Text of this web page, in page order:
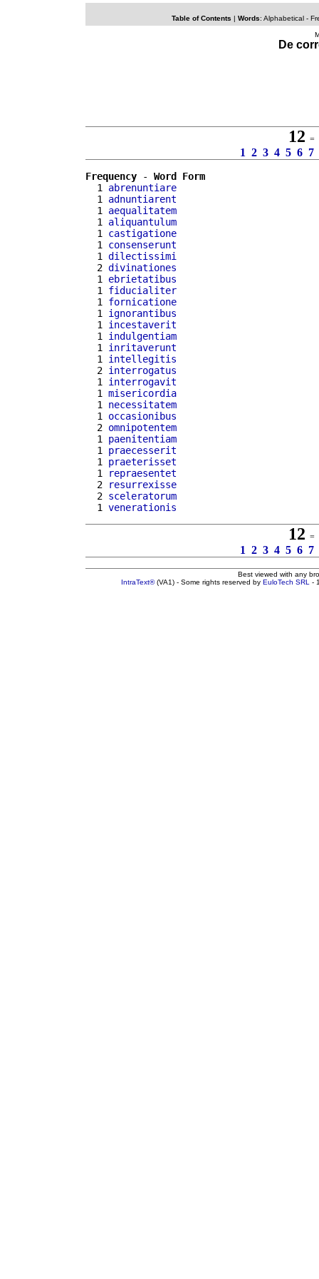
Table of Contents | Words: Alphabetical-
De
12 =
1 2 3 4 5 6 7
Frequency - Word Form
  1
abrenuntiare
  1
adnuntiarent
  1
aequalitatem
  1
aliquantulum
  1
castigatione
  1
consenserunt
  1
dilectissimi
  2
divinationes
  1
ebrietatibus
  1
fiducialiter
  1
fornicatione
  1
ignorantibus
  1
incestaverit
  1
indulgentiam
  1
inritaverunt
  1
intellegitis
  2
interrogatus
  1
interrogavit
  1
misericordia
  1
necessitatem
  1
occasionibus
  2
omnipotentem
  1
paenitentiam
  1
praecesserit
  1
praeterisset
  1
repraesentet
  2
resurrexisse
  2
sceleratorum
  1
venerationis
12 =
1 2 3 4 5 6 7
Best viewed with any
IntraText®(VA1) - Some rights reserved by EuloTech SRL -